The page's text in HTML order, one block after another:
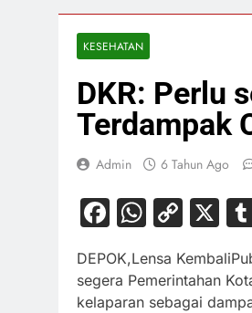
KESEHATAN
DKR: Perlu
Terdampak
Admin 6 Tahun Ago
Facebook
Copy
X
DEPOK,Lensa
segera Pemerintahan
kelaparan sebagai